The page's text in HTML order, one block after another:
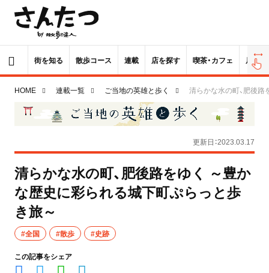
街を知る 散歩コース 連載 店を探す 喫茶・カフェ 居酒屋
HOME 連載一覧 ご当地の英雄と歩く 清らかな水の町、肥後
更新日：2023.03.17
清らかな水の町、肥後路をゆく ～豊か
な歴史に彩られる城下町ぷらっと歩
き旅～
#全国 #散歩 #史跡
この記事をシェア